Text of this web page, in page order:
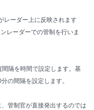
レーダー上に反映されます
レーダーでの管制を行いま
隔を時間で設定します。基
の間隔を設定します。
管制官が直接発出するのでは